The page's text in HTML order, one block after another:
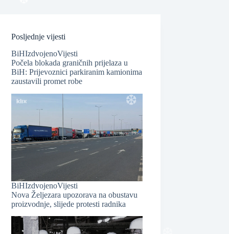
Posljednje vijesti
BiHIzdvojenoVijesti
Počela blokada graničnih prijelaza u
BiH: Prijevoznici parkiranim kamionima
zaustavili promet robe
BiHIzdvojenoVijesti
Nova Željezara upozorava na obustavu
proizvodnje, slijede protesti radnika❆
❆